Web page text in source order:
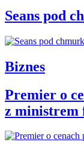
Seans pod
Biznes
Premier o
z ministrem